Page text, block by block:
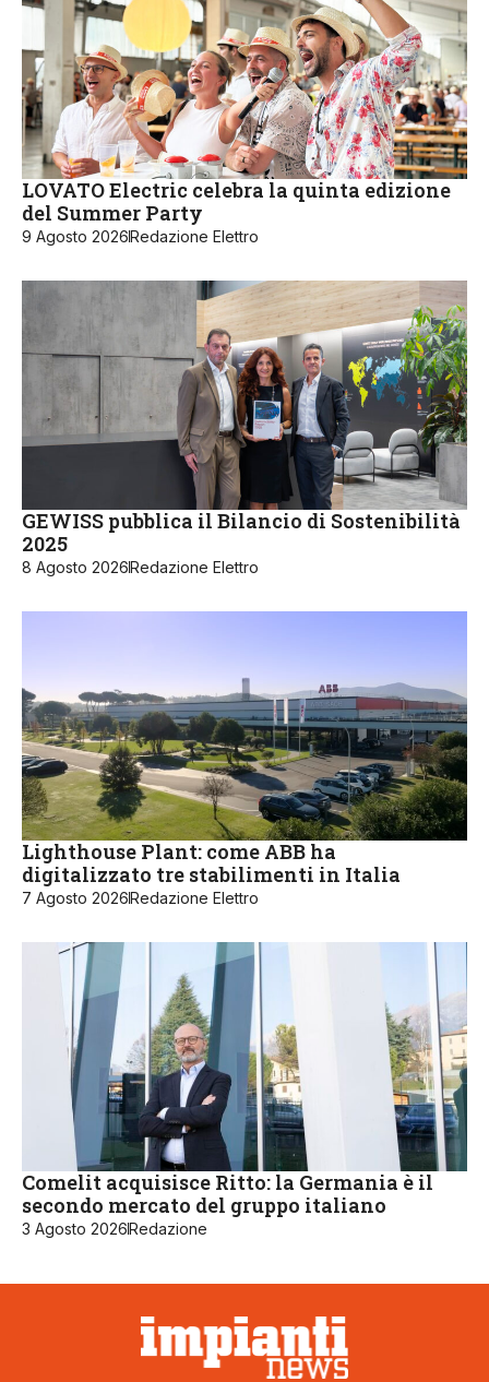
LOVATO Electric celebra la quinta edizione
del Summer Party
9 Agosto 2026Redazione Elettro
GEWISS pubblica il Bilancio di Sostenibilità
2025
8 Agosto 2026Redazione Elettro
Lighthouse Plant: come ABB ha
digitalizzato tre stabilimenti in Italia
7 Agosto 2026Redazione Elettro
Comelit acquisisce Ritto: la Germania è il
secondo mercato del gruppo italiano
3 Agosto 2026Redazione